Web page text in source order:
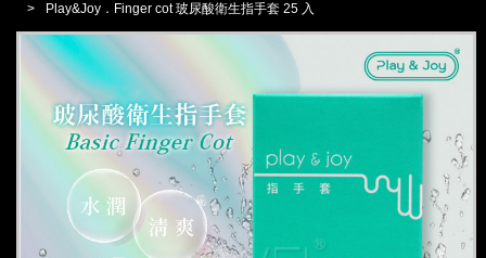
Play&Joy．Finger cot 玻尿酸衛生指手套 25 入